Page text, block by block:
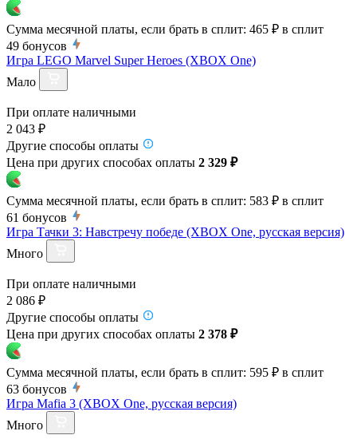
Сумма месячной платы, если брать в сплит: 465 ₽ в сплит
49 бонусов
Игра LEGO Marvel Super Heroes (XBOX One)
Мало
При оплате наличными
2 043 ₽
Другие способы оплаты
Цена при других способах оплаты 2 329 ₽
Сумма месячной платы, если брать в сплит: 583 ₽ в сплит
61 бонусов
Игра Тачки 3: Навстречу победе (XBOX One, русская версия)
Много
При оплате наличными
2 086 ₽
Другие способы оплаты
Цена при других способах оплаты 2 378 ₽
Сумма месячной платы, если брать в сплит: 595 ₽ в сплит
63 бонусов
Игра Mafia 3 (XBOX One, русская версия)
Много